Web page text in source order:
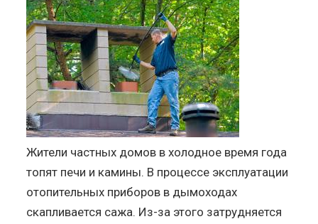
Жители частных домов в холодное время года
топят печи и камины. В процессе эксплуатации
отопительных приборов в дымоходах
скапливается сажа. Из-за этого затрудняется